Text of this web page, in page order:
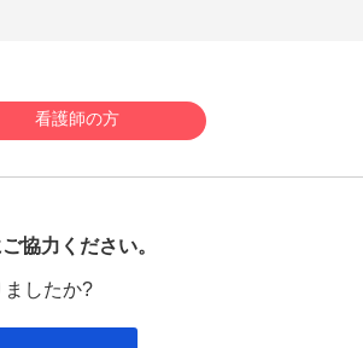
看護師の方
協力ください。
したか?